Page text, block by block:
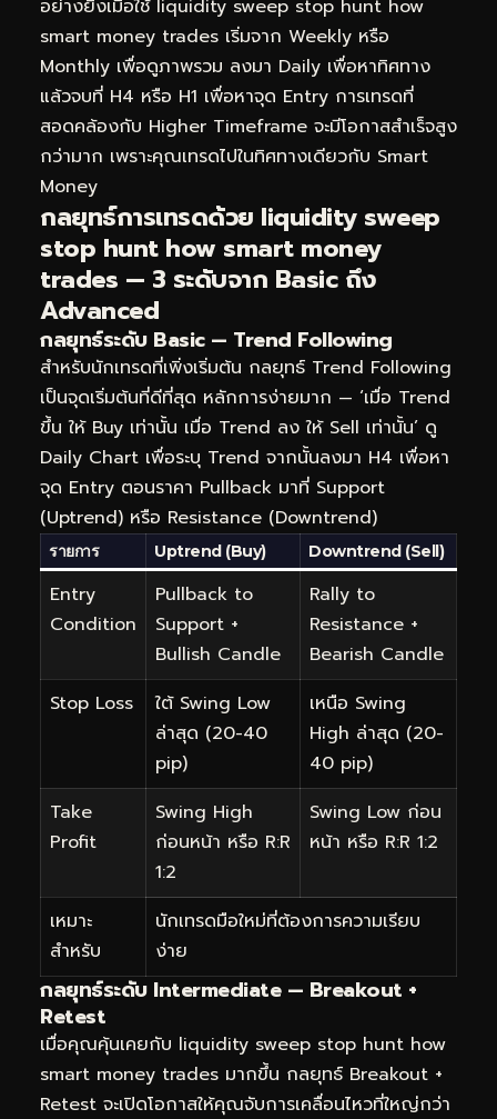
อย่างยิ่งเมื่อใช้ liquidity sweep stop hunt how
smart money trades เริ่มจาก Weekly หรือ
Monthly เพื่อดูภาพรวม ลงมา Daily เพื่อหาทิศทาง
แล้วจบที่ H4 หรือ H1 เพื่อหาจุด Entry การเทรดที่
สอดคล้องกับ Higher Timeframe จะมีโอกาสสำเร็จสูง
กว่ามาก เพราะคุณเทรดไปในทิศทางเดียวกับ Smart
Money
กลยุทธ์การเทรดด้วย liquidity sweep
stop hunt how smart money
trades — 3 ระดับจาก Basic ถึง
Advanced
กลยุทธ์ระดับ Basic — Trend Following
สำหรับนักเทรดที่เพิ่งเริ่มต้น กลยุทธ์ Trend Following
เป็นจุดเริ่มต้นที่ดีที่สุด หลักการง่ายมาก — ‘เมื่อ Trend
ขึ้น ให้ Buy เท่านั้น เมื่อ Trend ลง ให้ Sell เท่านั้น’ ดู
Daily Chart เพื่อระบุ Trend จากนั้นลงมา H4 เพื่อหา
จุด Entry ตอนราคา Pullback มาที่ Support
(Uptrend) หรือ Resistance (Downtrend)
รายการ Uptrend (Buy) Downtrend (Sell)
Entry
Condition
Pullback to
Support +
Bullish Candle
Rally to
Resistance +
Bearish Candle
Stop Loss
ใต้ Swing Low
ล่าสุด (20-40
pip)
เหนือ Swing
High ล่าสุด (20-
40 pip)
Take
Profit
Swing High
ก่อนหน้า หรือ R:R
1:2
Swing Low ก่อน
หน้า หรือ R:R 1:2
เหมาะ
สำหรับ
นักเทรดมือใหม่ที่ต้องการความเรียบ
ง่าย
กลยุทธ์ระดับ Intermediate — Breakout +
Retest
เมื่อคุณคุ้นเคยกับ liquidity sweep stop hunt how
smart money trades มากขึ้น กลยุทธ์ Breakout +
Retest จะเปิดโอกาสให้คุณจับการเคลื่อนไหวที่ใหญ่กว่า